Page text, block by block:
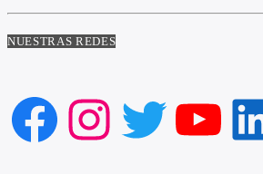
NUESTRAS REDES
Facebook
Instagram
Twitter